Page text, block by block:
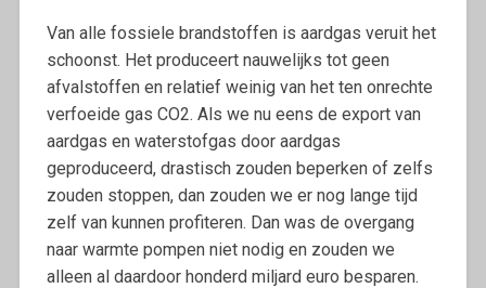
Van alle fossiele brandstoffen is aardgas veruit het
schoonst. Het produceert nauwelijks tot geen
afvalstoffen en relatief weinig van het ten onrechte
verfoeide gas CO2. Als we nu eens de export van
aardgas en waterstofgas door aardgas
geproduceerd, drastisch zouden beperken of zelfs
zouden stoppen, dan zouden we er nog lange tijd
zelf van kunnen profiteren. Dan was de overgang
naar warmte pompen niet nodig en zouden we
alleen al daardoor honderd miljard euro besparen.